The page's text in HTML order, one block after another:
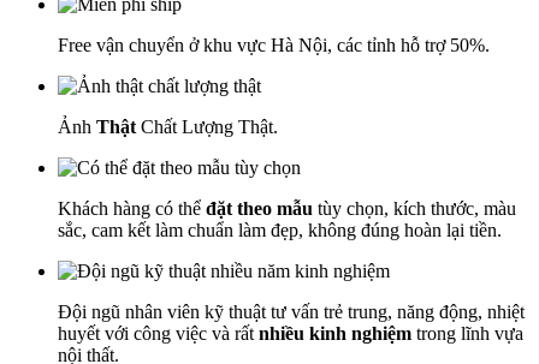
Free vận chuyển ở khu vực Hà Nội, các tỉnh hỗ trợ 50%.
Ảnh Thật Chất Lượng Thật.
Khách hàng có thể đặt theo mẫu tùy chọn, kích thước, màu
sắc, cam kết làm chuẩn làm đẹp, không đúng hoàn lại tiền.
Đội ngũ nhân viên kỹ thuật tư vấn trẻ trung, năng động, nhiệt
huyết với công việc và rất nhiều kinh nghiệm trong lĩnh vựa
nội thất.